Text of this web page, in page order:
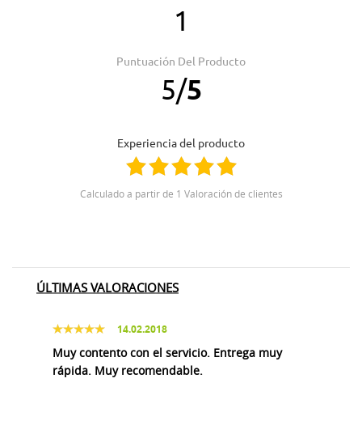
1
Puntuación Del Producto
5/5
Experiencia del producto
Calculado a partir de 1 Valoración de clientes
ÚLTIMAS VALORACIONES
14.02.2018
Muy contento con el servicio. Entrega muy
rápida. Muy recomendable.